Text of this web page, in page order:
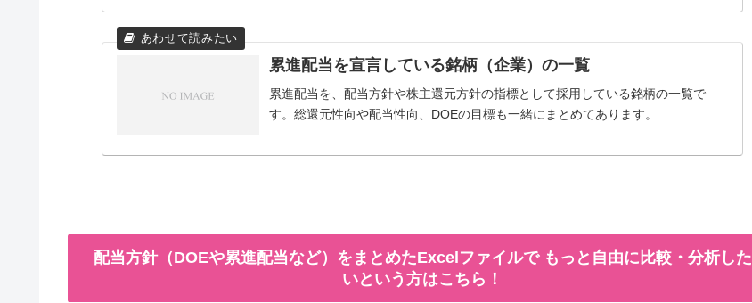
累進配当を宣言している銘柄（企業）の一覧
累進配当を、配当方針や株主還元方針の指標として採用している銘柄の一覧で
す。総還元性向や配当性向、DOEの目標も一緒にまとめてあります。
配当方針（DOEや累進配当など）をまとめたExcelファイルで もっと自由に比較・分析した
いという方はこちら！